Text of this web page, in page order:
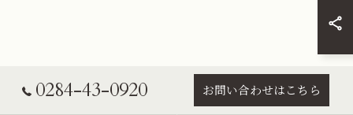
0284-43-0920 お問い合わせはこちら